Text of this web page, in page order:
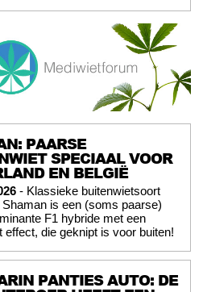
PAARSE
SPECIAAL VOOR
EN BELGIË
- Klassieke buitenwietsoort
is een (soms paarse)
F1 hybride met een
effect, die geknipt is voor buiten!
PANTIES AUTO: DE